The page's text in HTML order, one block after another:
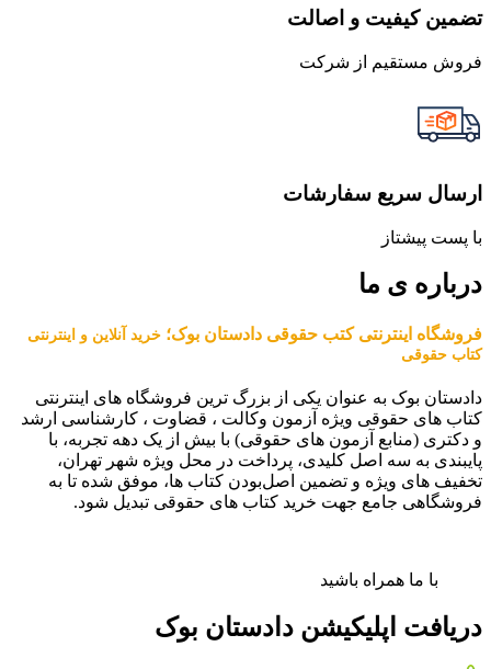
تضمین کیفیت و اصالت
فروش مستقیم از شرکت
ارسال سریع سفارشات
با پست پیشتاز
درباره ی ما
فروشگاه اینترنتی کتب حقوقی دادستان بوک؛ خرید آنلاین و اینترنتی
کتاب حقوقی
دادستان بوک به عنوان یکی از بزرگ ترین فروشگاه های اینترنتی
کتاب های حقوقی ویژه آزمون وکالت ، قضاوت ، کارشناسی ارشد
و دکتری (منابع آزمون های حقوقی) با بیش از یک دهه تجربه، با
پایبندی به سه اصل کلیدی، پرداخت در محل ویژه شهر تهران،
تخفیف های ویژه و تضمین اصل‌بودن کتاب ها، موفق شده تا به
فروشگاهی جامع جهت خرید کتاب های حقوقی تبدیل شود.
با ما همراه باشید
دریافت اپلیکیشن دادستان بوک